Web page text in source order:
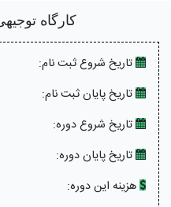
کارگاه توجیهی
تاریخ شروع ثبت نام:
تاریخ پایان ثبت نام:
تاریخ شروع دوره:
تاریخ پایان دوره:
هزینه این دوره: